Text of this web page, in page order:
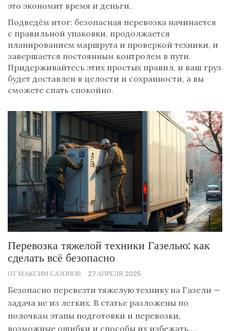
это экономит время и деньги.
Подведём итог: безопасная перевозка начинается
с правильной упаковки, продолжается
планированием маршрута и проверкой техники, и
завершается постоянным контролем в пути.
Придерживайтесь этих простых правил, и ваш груз
будет доставлен в целости и сохранности, а вы
сможете спать спокойно.
Перевозка тяжелой техники Газелью: как
сделать всё безопасно
ОТ МАКСИМ САЗОНОВ 27 АПРЕЛЯ 2025
Безопасно перевезти тяжелую технику на Газели —
задача не из легких. В статье разложены по
полочкам этапы подготовки и перевозки,
возможные ошибки и способы их избежать.